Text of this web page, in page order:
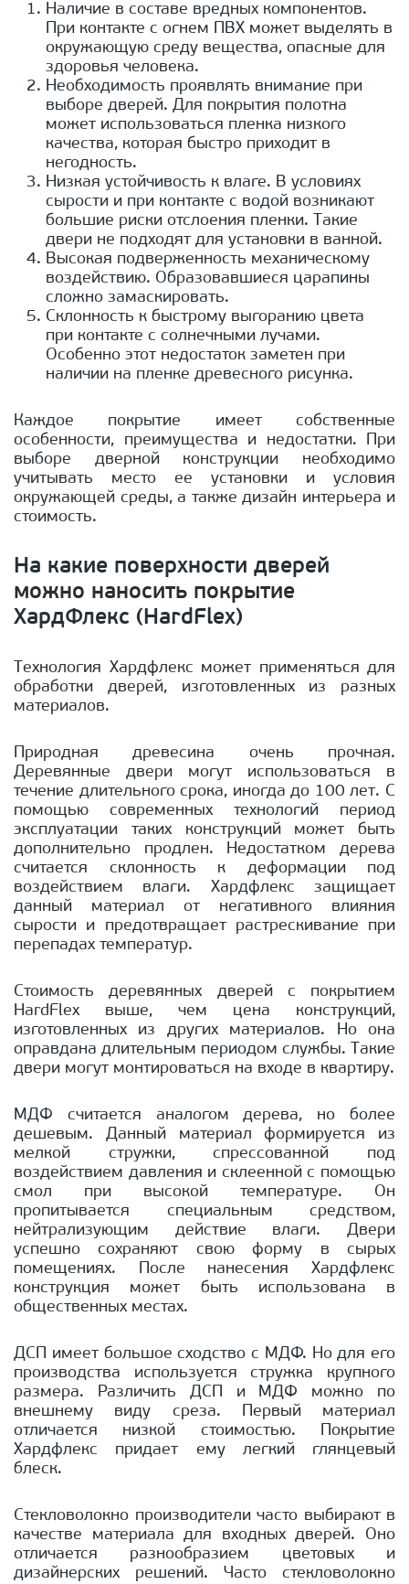
Наличие в составе вредных компонентов.
При контакте с огнем ПВХ может выделять в
окружающую среду вещества, опасные для
здоровья человека.
Необходимость проявлять внимание при
выборе дверей. Для покрытия полотна
может использоваться пленка низкого
качества, которая быстро приходит в
негодность.
Низкая устойчивость к влаге. В условиях
сырости и при контакте с водой возникают
большие риски отслоения пленки. Такие
двери не подходят для установки в ванной.
Высокая подверженность механическому
воздействию. Образовавшиеся царапины
сложно замаскировать.
Склонность к быстрому выгоранию цвета
при контакте с солнечными лучами.
Особенно этот недостаток заметен при
наличии на пленке древесного рисунка.
Каждое покрытие имеет собственные
особенности, преимущества и недостатки. При
выборе дверной конструкции необходимо
учитывать место ее установки и условия
окружающей среды, а также дизайн интерьера и
стоимость.
На какие поверхности дверей
можно наносить покрытие
ХардФлекс (HardFlex)
Технология Хардфлекс может применяться для
обработки дверей, изготовленных из разных
материалов.
Природная древесина очень прочная.
Деревянные двери могут использоваться в
течение длительного срока, иногда до 100 лет. С
помощью современных технологий период
эксплуатации таких конструкций может быть
дополнительно продлен. Недостатком дерева
считается склонность к деформации под
воздействием влаги. Хардфлекс защищает
данный материал от негативного влияния
сырости и предотвращает растрескивание при
перепадах температур.
Стоимость деревянных дверей с покрытием
HardFlex выше, чем цена конструкций,
изготовленных из других материалов. Но она
оправдана длительным периодом службы. Такие
двери могут монтироваться на входе в квартиру.
МДФ считается аналогом дерева, но более
дешевым. Данный материал формируется из
мелкой стружки, спрессованной под
воздействием давления и склеенной с помощью
смол при высокой температуре. Он
пропитывается специальным средством,
нейтрализующим действие влаги. Двери
успешно сохраняют свою форму в сырых
помещениях. После нанесения Хардфлекс
конструкция может быть использована в
общественных местах.
ДСП имеет большое сходство с МДФ. Но для его
производства используется стружка крупного
размера. Различить ДСП и МДФ можно по
внешнему виду среза. Первый материал
отличается низкой стоимостью. Покрытие
Хардфлекс придает ему легкий глянцевый
блеск.
Стекловолокно производители часто выбирают в
качестве материала для входных дверей. Оно
отличается разнообразием цветовых и
дизайнерских решений. Часто стекловолокно